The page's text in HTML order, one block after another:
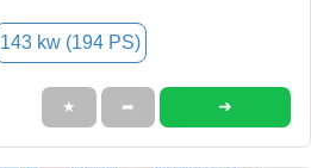
143 kw (194 PS)
★ ➦ ➜